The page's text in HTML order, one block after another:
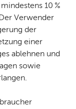
10 %
Verwender
der
einer
ablehnen und
sowie